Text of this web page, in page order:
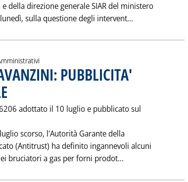
della direzione generale SIAR del ministero
sulla questione degli intervent... Leggi tutta la
PUBBLICITA'
adottato il 10 luglio e pubblicato sul
scorso, l'Autorità Garante della
(Antitrust) ha definito ingannevoli alcuni
bruciatori a gas per forni prodot... Leggi tutta la